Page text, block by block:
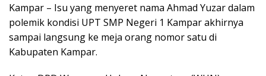
at
s
A
e
b
o
e
gr
a
ai
l
t ar
e
Kampar – Isu yang menyeret nama Ahmad Yuzar dalam
polemik kondisi UPT SMP Negeri 1 Kampar akhirnya
sampai langsung ke meja orang nomor satu di
Kabupaten Kampar.